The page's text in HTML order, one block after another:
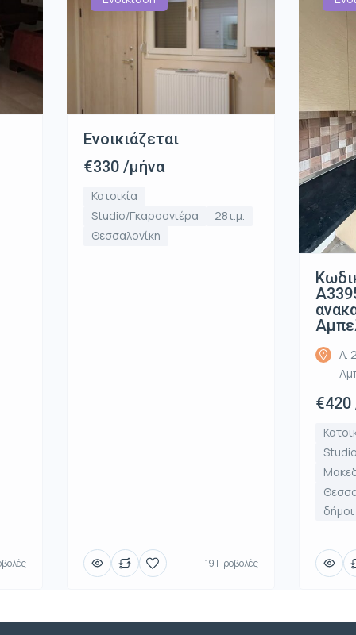
Ενοικιάζεται
€330 /μήνα
Κατοικία
Studio/Γκαρσονιέρα
28τ.μ.
Θεσσαλονίκη
19 Προβολές
Λ.
€420
δήμοι